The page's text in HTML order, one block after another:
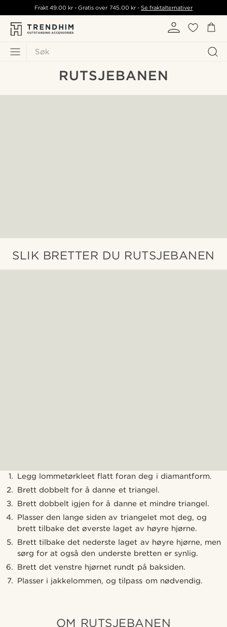
Søk
Frakt49.00 kr - Gratis over 745.00 kr- Se fraktalternativer
RUTSJEBANEN
SLIK BRETTER DU RUTSJEBANEN
Legg lommetørkleet flatt foran deg i diamantform.
Brett dobbelt for å danne et triangel.
Brett dobbelt igjen for å danne et mindre triangel.
Plasser den lange siden av triangelet mot deg, og
brett tilbake det øverste laget av høyre hjørne.
Brett tilbake det nederste laget av høyre hjørne, men
sørg for at også den underste bretten er synlig.
Brett det venstre hjørnet rundt på baksiden.
Plasser i jakkelommen, og tilpass om nødvendig.
OM RUTSJEBANEN